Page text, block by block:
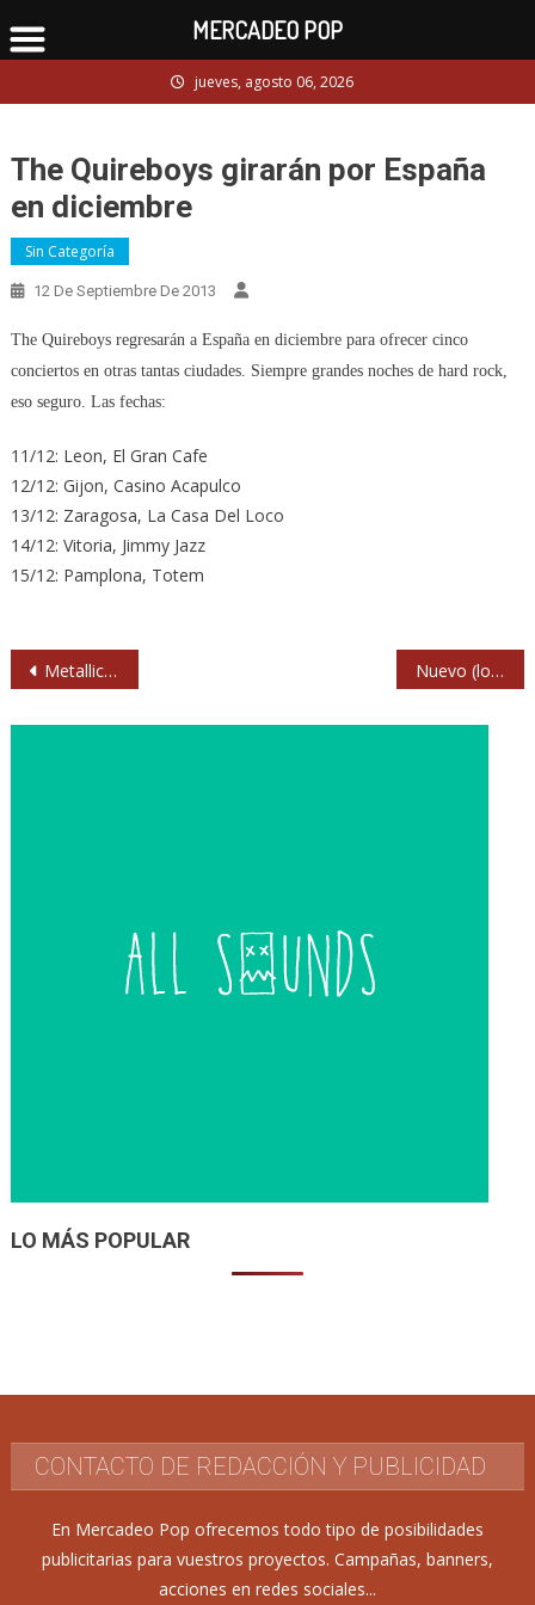
to
jueves, agosto 06, 2026
The Quireboys girarán por España
en diciembre
Sin Categoría
12 De Septiembre De 2013
The Quireboys regresarán a España en diciembre para ofrecer cinco
conciertos en otras tantas ciudades. Siempre grandes noches de hard rock,
eso seguro. Las fechas:
11/12: Leon, El Gran Cafe
12/12: Gijon, Casino Acapulco
13/12: Zaragosa, La Casa Del Loco
14/12: Vitoria, Jimmy Jazz
15/12: Pamplona, Totem
Navegación
Metallica muestran aperitivos de su película en 3D Nuevo (loco) vídeo y próximos conciertos de Bigott
LO MÁS POPULAR
CONTACTO DE REDACCIÓN Y PUBLICIDAD
En Mercadeo Pop ofrecemos todo tipo de posibilidades
publicitarias para vuestros proyectos. Campañas, banners,
acciones en redes sociales...
MERCADEO POP